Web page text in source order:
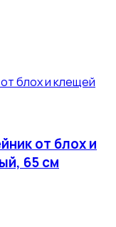
от блох и
65 см